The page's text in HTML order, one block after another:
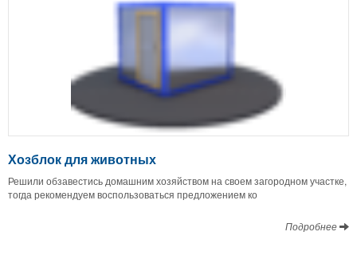
Хозблок для животных
Решили обзавестись домашним хозяйством на своем загородном участке,
тогда рекомендуем воспользоваться предложением ко
Подробнее